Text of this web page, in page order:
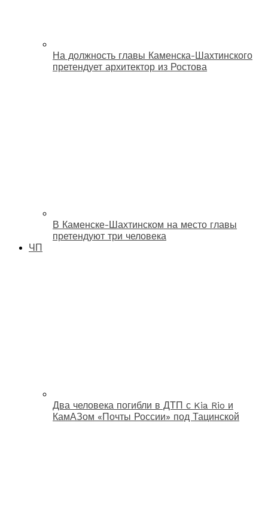
На должность главы Каменска-Шахтинского
претендует архитектор из Ростова
В Каменске-Шахтинском на место главы
претендуют три человека
ЧП
Два человека погибли в ДТП с Kia Rio и
КамАЗом «Почты России» под Тацинской